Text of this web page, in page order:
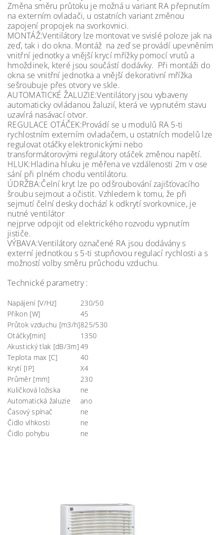
Změna směru průtoku je možná u variant RA přepnutím
na externím ovladači, u ostatních variant změnou
zapojení propojek na svorkovnici.
MONTÁŽ:Ventilátory lze montovat ve svislé poloze jak na
zeď, tak i do okna. Montáž na zeď se provádí upevněním
vnitřní jednotky a vnější krycí mřížky pomocí vrutů a
hmoždinek, které jsou součástí dodávky. Při montáži do
okna se vnitřní jednotka a vnější dekorativní mřížka
sešroubuje přes otvory ve skle.
AUTOMATICKÉ ŽALUZIE:Ventilátory jsou vybaveny
automaticky ovládanou žaluzií, která ve vypnutém stavu
uzavírá nasávací otvor.
REGULACE OTÁČEK:Provádí se u modulů RA 5-ti
rychlostním externím ovladačem, u ostatních modelů lze
regulovat otáčky elektronickými nebo
transformátorovými regulátory otáček změnou napětí.
HLUK:Hladina hluku je měřena ve vzdálenosti 2m v ose
sání při plném chodu ventilátoru.
ÚDRŽBA:Čelní kryt lze po odšroubování zajišťovacího
šroubu sejmout a očistit. Vzhledem k tomu, že při
sejmutí čelní desky dochází k odkrytí svorkovnice, je
nutné ventilátor
nejprve odpojit od elektrického rozvodu vypnutím
jističe.
VÝBAVA:Ventilátory označené RA jsou dodávány s
externí jednotkou s 5-ti stupňovou regulací rychlosti a s
možností volby směru průchodu vzduchu.
Technické parametry :
Napájení [V/Hz]
230/50
Příkon [W]
45
Průtok vzduchu [m3/h]825/530
Otáčky[min]
1350
Akustický tlak [dB/3m]49
Teplota max [C]
40
Krytí [IP]
X4
Průměr [mm]
230
Kuličková ložiska
ne
Automatická žaluzie
ano
Časový spínač
ne
Čidlo vlhkosti
ne
Čidlo pohybu
ne